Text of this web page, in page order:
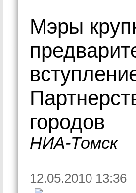
Мэры
городов
НИА-Томск
12.05.2010 13:36